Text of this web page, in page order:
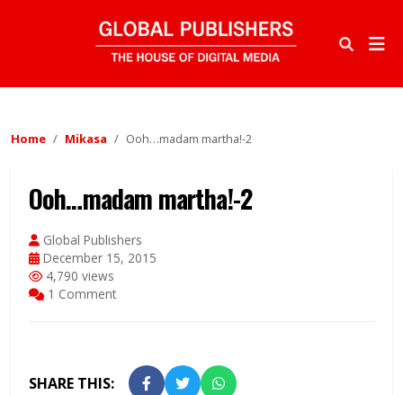
Home Mikasa Ooh…madam martha!-2
Ooh…madam martha!-2
Global Publishers
December 15, 2015
4,790 views
1 Comment
SHARE THIS: